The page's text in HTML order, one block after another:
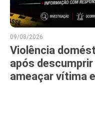
09/08/2026
Violência
após
ameaçar vítima